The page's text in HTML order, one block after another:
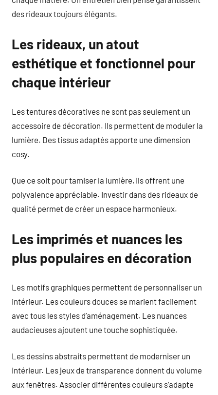
des rideaux toujours élégants.
Les rideaux, un atout
esthétique et fonctionnel pour
chaque intérieur
Les tentures décoratives ne sont pas seulement un
accessoire de décoration. Ils permettent de moduler la
lumière. Des tissus adaptés apporte une dimension
cosy.
Que ce soit pour tamiser la lumière, ils offrent une
polyvalence appréciable. Investir dans des rideaux de
qualité permet de créer un espace harmonieux.
Les imprimés et nuances les
plus populaires en décoration
Les motifs graphiques permettent de personnaliser un
intérieur. Les couleurs douces se marient facilement
avec tous les styles d’aménagement. Les nuances
audacieuses ajoutent une touche sophistiquée.
Les dessins abstraits permettent de moderniser un
intérieur. Les jeux de transparence donnent du volume
aux fenêtres. Associer différentes couleurs s’adapte